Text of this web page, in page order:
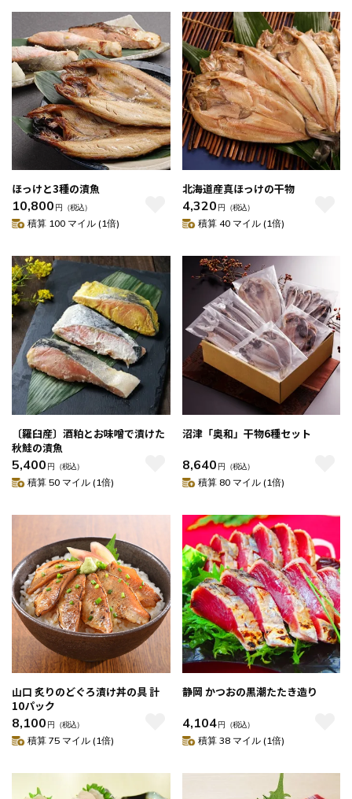
ほっけと3種の漬魚
10,800 円 （税込）
積算 100 マイル (1倍)
北海道産真ほっけの干物
4,320 円 （税込）
積算 40 マイル (1倍)
〔羅臼産〕酒粕とお味噌で漬けた
秋鮭の漬魚
5,400 円 （税込）
積算 50 マイル (1倍)
沼津「奥和」干物6種セット
8,640 円 （税込）
積算 80 マイル (1倍)
山口 炙りのどぐろ漬け丼の具 計
10パック
8,100 円 （税込）
積算 75 マイル (1倍)
静岡 かつおの黒潮たたき造り
4,104円 （税込）
積算 38 マイル (1倍)